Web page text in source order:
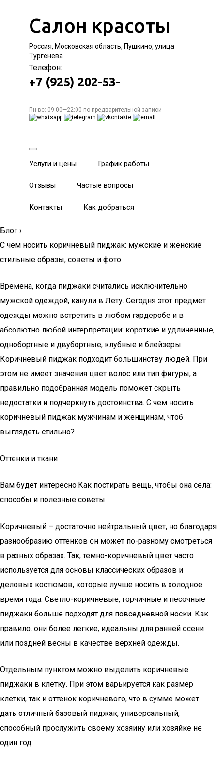
Салон красоты
Россия, Московская область, Пушкино, улица
Тургенева
Телефон:
+7 (925) 202-53-
Пн-вс: 09:00—22:00 по предварительной записи
Услуги и цены График работы
Отзывы Частые вопросы
Контакты Как добраться
Блог ›
С чем носить коричневый пиджак: мужские и женские
стильные образы, советы и фото
Времена, когда пиджаки считались исключительно
мужской одеждой, канули в Лету. Сегодня этот предмет
одежды можно встретить в любом гардеробе и в
абсолютно любой интерпретации: короткие и удлиненные,
однобортные и двубортные, клубные и блейзеры.
Коричневый пиджак подходит большинству людей. При
этом не имеет значения цвет волос или тип фигуры, а
правильно подобранная модель поможет скрыть
недостатки и подчеркнуть достоинства. С чем носить
коричневый пиджак мужчинам и женщинам, чтоб
выглядеть стильно?
Оттенки и ткани
Вам будет интересно:Как постирать вещь, чтобы она села:
способы и полезные советы
Коричневый – достаточно нейтральный цвет, но благодаря
разнообразию оттенков он может по-разному смотреться
в разных образах. Так, темно-коричневый цвет часто
используется для основы классических образов и
деловых костюмов, которые лучше носить в холодное
время года. Светло-коричневые, горчичные и песочные
пиджаки больше подходят для повседневной носки. Как
правило, они более легкие, идеальны для ранней осени
или поздней весны в качестве верхней одежды.
Отдельным пунктом можно выделить коричневые
пиджаки в клетку. При этом варьируется как размер
клетки, так и оттенок коричневого, что в сумме может
дать отличный базовый пиджак, универсальный,
способный прослужить своему хозяину или хозяйке не
один год.